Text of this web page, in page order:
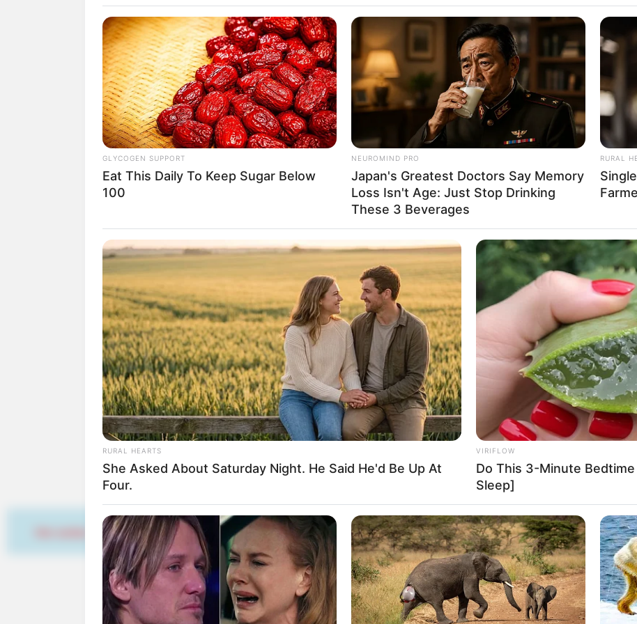
Ausgehend von den Suchfunktionen auf unseren Seiten und auf den Seiten von
Hotelzimmer oder die gewünschte Unterkunft in einer Pension im Raum
Hilfe dienen hierbei auch Preisvergleiche, Kundenbewertungen, die Position der gewählten
auf der Straßenkarte undkünstliche Intelligenz
. Darüber hinaus gibt es noch weitere
Unterkünfte als auch für alle weiteren Informationen auf der Suchergebnisseite keine Haftung.
Camping statt Hotel, Pension oder Ferienwohnung:
Camping in Deutschland
Campingplätze in Mecklenburgische Seenplatte
Weitere Tipps zum Thema Urlaub in Deutschland:
Die schönsten Urlaubsziele in Deutschland
Die beliebtesten Städtereiseziele in Deutschland
Die schönsten Wochenendreiseziele
Die attraktivsten Wellnesshotels in Deutschland
GLYCOGEN SUPPORT
Eat This Daily To Keep Sugar Below
100
NEUROMIND PRO
Japan's Greatest Doctors Say Memory
Loss Isn't Age: Just Stop Drinking
These 3 Beverages
RURAL
RURAL HEARTS
She Asked About Saturday Night. He Said He'd Be Up At
Four.
VIRIFLOW
Do This 3-Minute
Sleep]